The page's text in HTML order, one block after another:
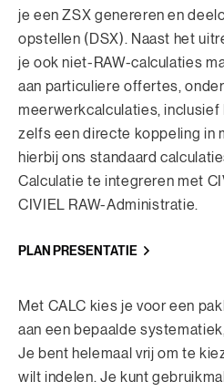
je een ZSX genereren en
opstellen (DSX). Naast het
je ook niet-RAW-calculaties
aan particuliere offertes,
meerwerkcalculaties, inclusief
zelfs een directe koppeling in
hierbij ons standaard
Calculatie te integreren met
CIVIEL RAW-Administratie.
PLAN PRESENTATIE
Met CALC kies je voor een
aan een bepaalde
Je bent helemaal vrij om te
wilt indelen. Je kunt